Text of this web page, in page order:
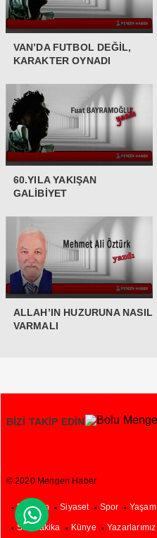
VAN’DA FUTBOL DEĞİL,
KARAKTER OYNADI
60.YILA YAKIŞAN
GALİBİYET
ALLAH’IN HUZURUNA NASIL
VARMALI
BİZİ TAKİP EDİN
© 2020 Mengen Haber
Mengen Siyaset Spor Yaşam
SonDakika Künye Yazarlarımız
